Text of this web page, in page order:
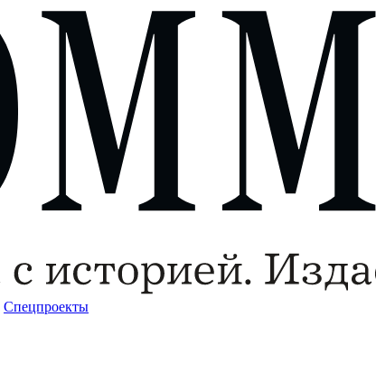
Спецпроекты